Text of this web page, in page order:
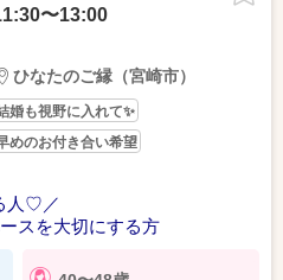
〜13:00
ひなたのご縁（宮崎市）
婚も視野に入れて✨
めのお付き合い希望
人♡／
スを大切にする方